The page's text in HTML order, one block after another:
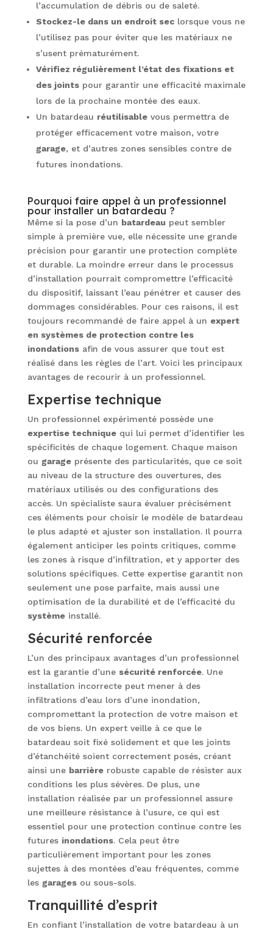
l’accumulation de débris ou de saleté.
Stockez-le dans un endroit seclorsque vous ne
l’utilisez pas pour éviter que les matériaux ne
s’usent prématurément.
Vérifiez régulièrement l’état des fixations et
des jointspour garantir une efficacité maximale
lors de la prochaine montée des eaux.
Un batardeau réutilisablevous permettra de
protéger efficacement votre maison, votre
garage, et d’autres zones sensibles contre de
futures inondations.
Pourquoi faire appel à un professionnel
pour installer un batardeau ?
Même si la pose d’un batardeau peut sembler
simple à première vue, elle nécessite une grande
précision pour garantir une protection complète
et durable. La moindre erreur dans le processus
d’installation pourrait compromettre l’efficacité
du dispositif, laissant l’eau pénétrer et causer des
dommages considérables. Pour ces raisons, il est
toujours recommandé de faire appel à un expert
en systèmes de protection contre les
inondationsafin de vous assurer que tout est
réalisé dans les règles de l’art. Voici les principaux
avantages de recourir à un professionnel.
Expertise technique
Un professionnel expérimenté possède une
expertise techniquequi lui permet d’identifier les
spécificités de chaque logement. Chaque maison
ou garageprésente des particularités, que ce soit
au niveau de la structure des ouvertures, des
matériaux utilisés ou des configurations des
accès. Un spécialiste saura évaluer précisément
ces éléments pour choisir le modèle de batardeau
le plus adapté et ajuster son installation. Il pourra
également anticiper les points critiques, comme
les zones à risque d’infiltration, et y apporter des
solutions spécifiques. Cette expertise garantit non
seulement une pose parfaite, mais aussi une
optimisation de la durabilité et de l’efficacité du
systèmeinstallé.
Sécurité renforcée
L’un des principaux avantages d’un professionnel
est la garantie d’une sécurité renforcée. Une
installation incorrecte peut mener à des
infiltrations d’eau lors d’une inondation,
compromettant la protection de votre maison et
de vos biens. Un expert veille à ce que le
batardeau soit fixé solidement et que les joints
d’étanchéité soient correctement posés, créant
ainsi une barrièrerobuste capable de résister aux
conditions les plus sévères. De plus, une
installation réalisée par un professionnel assure
une meilleure résistance à l’usure, ce qui est
essentiel pour une protection continue contre les
futures inondations. Cela peut être
particulièrement important pour les zones
sujettes à des montées d’eau fréquentes, comme
les garagesou sous-sols.
Tranquillité d’esprit
En confiant l’installation de votre batardeau à un